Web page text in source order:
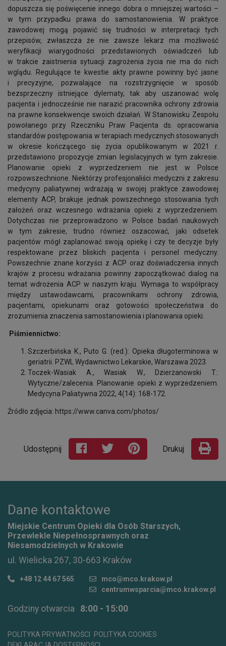
dopuszcza się poświęcenie innego dobra o mniejszej wartości –
w tym przypadku prawa do samostanowienia. W praktyce
zawodowej mogą pojawić się trudności w interpretacji tych
przepisów, zwłaszcza że nie zawsze lekarz ma możliwość
weryfikacji wiarygodności przedstawionych oświadczeń lub
w trakcie zaistnienia sytuacji zagrożenia życia nie ma do nich
wglądu. Regulujące te kwestie akty prawne powinny być jasne
i precyzyjne, pozwalające na rozstrzygnięcie w sposób
bezsprzeczny istniejące dylematy, tak aby uszanować wolę
pacjenta i jednocześnie nie narazić pracownika ochrony zdrowia
na prawne konsekwencje swoich działań. W Stanowisku Zespołu
powołanego przy Rzeczniku Praw Pacjenta ds. opracowania
standardów postępowania w terapiach medycznych stosowanych
w okresie kończącego się życia opublikowanym w 2021 r.
przedstawiono propozycje zmian legislacyjnych w tym zakresie.
Planowanie opieki z wyprzedzeniem nie jest w Polsce
rozpowszechnione. Niektórzy profesjonaliści medyczni z zakresu
medycyny paliatywnej wdrażają w swojej praktyce zawodowej
elementy ACP, brakuje jednak powszechnego stosowania tych
założeń oraz wczesnego wdrażania opieki z wyprzedzeniem.
Dotychczas nie przeprowadzono w Polsce badań naukowych
w tym zakresie, trudno również oszacować, jaki odsetek
pacjentów mógł zaplanować swoją opiekę i czy te decyzje były
respektowane przez bliskich pacjenta i personel medyczny.
Powszechnie znane korzyści z ACP oraz doświadczenia innych
krajów z procesu wdrażania powinny zapoczątkować dialog na
temat wdrożenia ACP w naszym kraju. Wymaga to współpracy
między ustawodawcami, pracownikami ochrony zdrowia,
pacjentami, opiekunami oraz gotowości społeczeństwa do
zrozumienia znaczenia samostanowienia i planowania opieki.
Piśmiennictwo:
Szczerbińska K., Puto G. (red.): Opieka długoterminowa w
geriatrii. PZWL Wydawnictwo Lekarskie, Warszawa 2023.
Toczek-Wasiak A., Wasiak W., Dzierżanowski T.:
Wytyczne/zalecenia. Planowanie opieki z wyprzedzeniem.
Medycyna Paliatywna 2022, 4(14): 168-172.
Źródło zdjęcia: https://www.canva.com/photos/
Udostępnij Drukuj
Dane kontaktowe
Miejskie Centrum Opieki dla Osób Starszych,
Przewlekle Niepełnosprawnych oraz
Niesamodzielnych w Krakowie
ul. Wielicka 267, 30-663 Kraków
+48 12 44 67 565
mco@mco.krakow.pl
centrumwsparcia@mco.krakow.pl
Godziny otwarcia 8:00 - 15:00
POLITYKA PRYWATNOŚCI
POLITYKA COOKIES